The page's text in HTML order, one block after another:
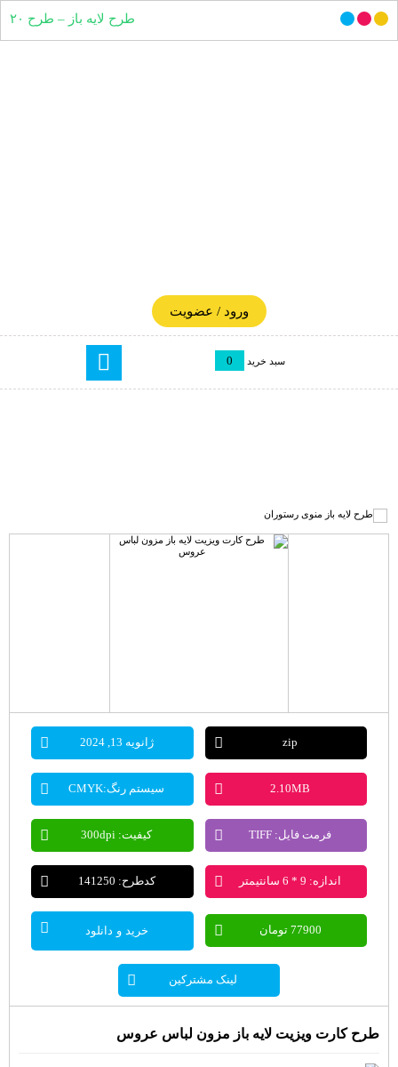
ورود / عضویت
سبد خرید 0
طرح لایه باز – طرح ۲۰
zip ژانویه 13, 2024
2.10MB سیستم رنگ:CMYK
فرمت فایل: TIFF کیفیت: 300dpi
اندازه: 9 * 6 سانتیمتر کدطرح: 141250
77900 تومان خرید و دانلود
لینک مشترکین
طرح کارت ویزیت لایه باز مزون لباس عروس